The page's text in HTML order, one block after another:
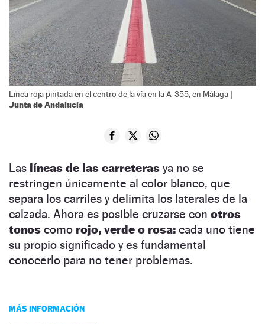
Línea roja pintada en el centro de la vía en la A-355, en Málaga |
Junta de Andalucía
Las líneas de las carreteras ya no se
restringen únicamente al color blanco, que
separa los carriles y delimita los laterales de la
calzada. Ahora es posible cruzarse con otros
tonos como rojo, verde o rosa: cada uno tiene
su propio significado y es fundamental
conocerlo para no tener problemas.
MÁS INFORMACIÓN